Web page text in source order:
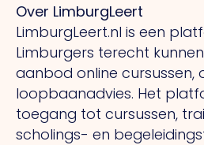
Over LimburgLeert
LimburgLeert.nl is een
Limburgers terecht
aanbod online cursussen,
loopbaanadvies. Het
toegang tot cursussen,
scholings- en